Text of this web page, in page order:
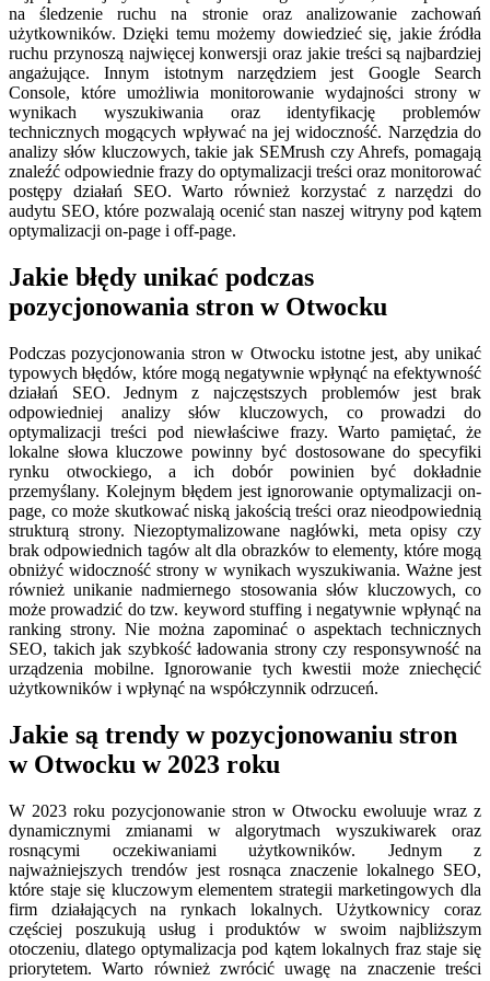
na śledzenie ruchu na stronie oraz analizowanie zachowań
użytkowników. Dzięki temu możemy dowiedzieć się, jakie źródła
ruchu przynoszą najwięcej konwersji oraz jakie treści są najbardziej
angażujące. Innym istotnym narzędziem jest Google Search
Console, które umożliwia monitorowanie wydajności strony w
wynikach wyszukiwania oraz identyfikację problemów
technicznych mogących wpływać na jej widoczność. Narzędzia do
analizy słów kluczowych, takie jak SEMrush czy Ahrefs, pomagają
znaleźć odpowiednie frazy do optymalizacji treści oraz monitorować
postępy działań SEO. Warto również korzystać z narzędzi do
audytu SEO, które pozwalają ocenić stan naszej witryny pod kątem
optymalizacji on-page i off-page.
Jakie błędy unikać podczas
pozycjonowania stron w Otwocku
Podczas pozycjonowania stron w Otwocku istotne jest, aby unikać
typowych błędów, które mogą negatywnie wpłynąć na efektywność
działań SEO. Jednym z najczęstszych problemów jest brak
odpowiedniej analizy słów kluczowych, co prowadzi do
optymalizacji treści pod niewłaściwe frazy. Warto pamiętać, że
lokalne słowa kluczowe powinny być dostosowane do specyfiki
rynku otwockiego, a ich dobór powinien być dokładnie
przemyślany. Kolejnym błędem jest ignorowanie optymalizacji on-
page, co może skutkować niską jakością treści oraz nieodpowiednią
strukturą strony. Niezoptymalizowane nagłówki, meta opisy czy
brak odpowiednich tagów alt dla obrazków to elementy, które mogą
obniżyć widoczność strony w wynikach wyszukiwania. Ważne jest
również unikanie nadmiernego stosowania słów kluczowych, co
może prowadzić do tzw. keyword stuffing i negatywnie wpłynąć na
ranking strony. Nie można zapominać o aspektach technicznych
SEO, takich jak szybkość ładowania strony czy responsywność na
urządzenia mobilne. Ignorowanie tych kwestii może zniechęcić
użytkowników i wpłynąć na współczynnik odrzuceń.
Jakie są trendy w pozycjonowaniu stron
w Otwocku w 2023 roku
W 2023 roku pozycjonowanie stron w Otwocku ewoluuje wraz z
dynamicznymi zmianami w algorytmach wyszukiwarek oraz
rosnącymi oczekiwaniami użytkowników. Jednym z
najważniejszych trendów jest rosnąca znaczenie lokalnego SEO,
które staje się kluczowym elementem strategii marketingowych dla
firm działających na rynkach lokalnych. Użytkownicy coraz
częściej poszukują usług i produktów w swoim najbliższym
otoczeniu, dlatego optymalizacja pod kątem lokalnych fraz staje się
priorytetem. Warto również zwrócić uwagę na znaczenie treści